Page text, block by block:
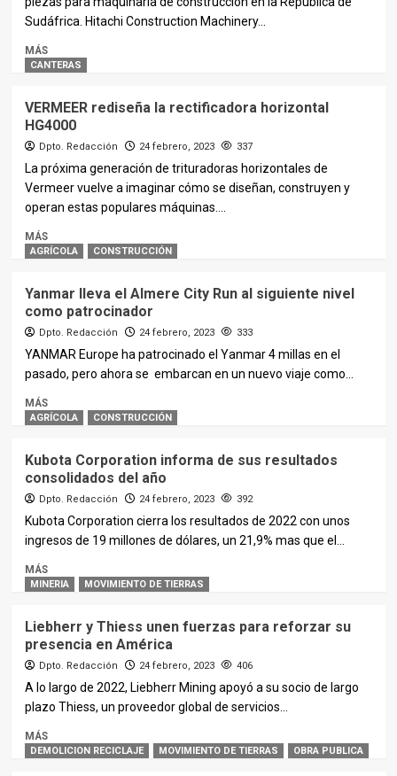
Sudáfrica. Hitachi Construction Machinery...
MÁS
CANTERAS
VERMEER rediseña la rectificadora horizontal
HG4000
Dpto. Redacción 24 febrero, 2023 337
La próxima generación de trituradoras horizontales de
Vermeer vuelve a imaginar cómo se diseñan, construyen y
operan estas populares máquinas....
MÁS
AGRÍCOLA CONSTRUCCIÓN
Yanmar lleva el Almere City Run al siguiente nivel
como patrocinador
Dpto. Redacción 24 febrero, 2023 333
YANMAR Europe ha patrocinado el Yanmar 4 millas en el
pasado, pero ahora se embarcan en un nuevo viaje como...
MÁS
AGRÍCOLA CONSTRUCCIÓN
Kubota Corporation informa de sus resultados
consolidados del año
Dpto. Redacción 24 febrero, 2023 392
Kubota Corporation cierra los resultados de 2022 con unos
ingresos de 19 millones de dólares, un 21,9% mas que el...
MÁS
MINERIA MOVIMIENTO DE TIERRAS
Liebherr y Thiess unen fuerzas para reforzar su
presencia en América
Dpto. Redacción 24 febrero, 2023 406
A lo largo de 2022, Liebherr Mining apoyó a su socio de largo
plazo Thiess, un proveedor global de servicios...
MÁS
DEMOLICION RECICLAJE MOVIMIENTO DE TIERRAS OBRA PUBLICA